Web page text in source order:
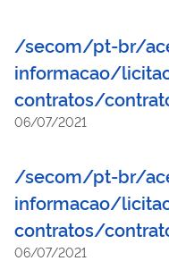
/secom/pt-br/
informacao/
contratos/
06/07/2021
/secom/pt-br/
informacao/
contratos/
06/07/2021